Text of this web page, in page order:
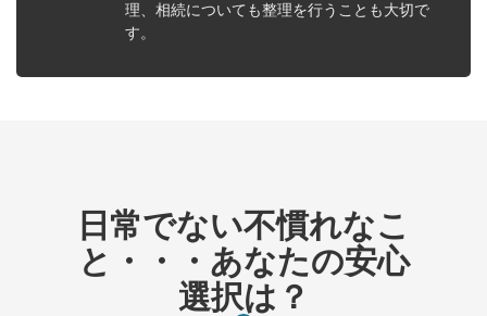
理、相続についても整理を行うことも大切で
す。
日常でない不慣れなこ
と・・・あなたの安心
選択は？